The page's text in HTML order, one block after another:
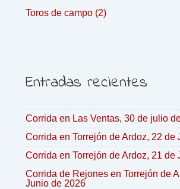
Toros de campo (2)
Entradas recientes
Corrida en Las Ventas, 30 de julio
Corrida en Torrejón de Ardoz, 22 de
Corrida en Torrejón de Ardoz, 21 de
Corrida de Rejones en Torrejón de
Junio de 2026